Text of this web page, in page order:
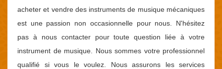
acheter et vendre des instruments de musique mécaniques
est une passion non occasionnelle pour nous. N'hésitez
pas à nous contacter pour toute question liée à votre
instrument de musique. Nous sommes votre professionnel
qualifié si vous le voulez. Nous assurons les services